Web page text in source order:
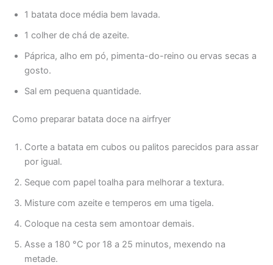
1 batata doce média bem lavada.
1 colher de chá de azeite.
Páprica, alho em pó, pimenta-do-reino ou ervas secas a
gosto.
Sal em pequena quantidade.
Como preparar batata doce na airfryer
Corte a batata em cubos ou palitos parecidos para assar
por igual.
Seque com papel toalha para melhorar a textura.
Misture com azeite e temperos em uma tigela.
Coloque na cesta sem amontoar demais.
Asse a 180 °C por 18 a 25 minutos, mexendo na
metade.